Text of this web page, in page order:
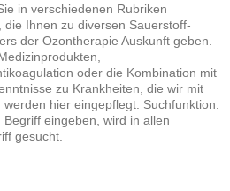
in verschiedenen Rubriken
Ihnen zu diversen Sauerstoff-
der Ozontherapie Auskunft geben.
oder die Kombination mit
zu Krankheiten, die wir mit
hier eingepflegt. Suchfunktion:
eingeben, wird in allen
gesucht.